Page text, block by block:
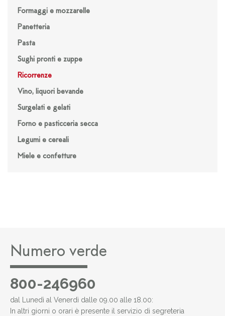
Formaggi e mozzarelle
Panetteria
Pasta
Sughi pronti e zuppe
Ricorrenze
Vino, liquori bevande
Surgelati e gelati
Forno e pasticceria secca
Legumi e cereali
Miele e confetture
Numero verde
800-246960
dal Lunedì al Venerdì dalle 09.00 alle 18.00:
In altri giorni o orari è presente il servizio di segreteria